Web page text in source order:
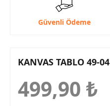
Güvenli Ödeme
KANVAS TABLO 49-04
499,90 ₺